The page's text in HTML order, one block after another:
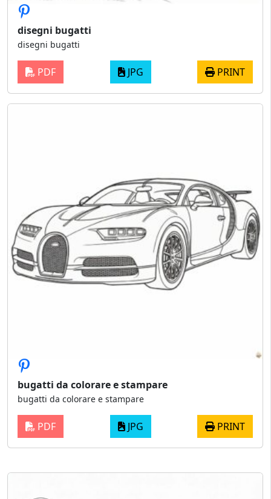
disegni bugatti
disegni bugatti
PDF JPG PRINT
bugatti da colorare e stampare
bugatti da colorare e stampare
PDF JPG PRINT